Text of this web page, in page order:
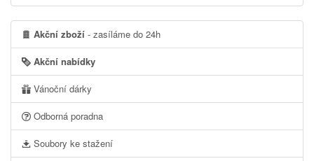
Akční zboží - zasíláme do 24h
Akční nabídky
Vánoční dárky
Odborná poradna
Soubory ke stažení